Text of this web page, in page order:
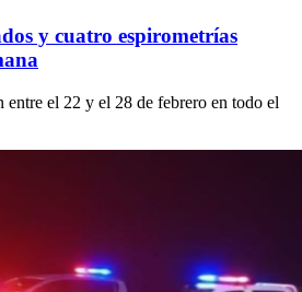
y cuatro espirometrías
entre el 22 y el 28 de febrero en todo el